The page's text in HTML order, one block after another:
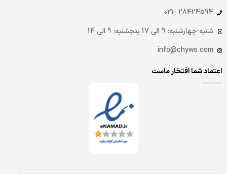
28424594 -021
شنبه-چهارشنبه: 9 الی 17 پنجشنبه: 9 الی 14
info@chywo.com
اعتماد شما افتخار ماست